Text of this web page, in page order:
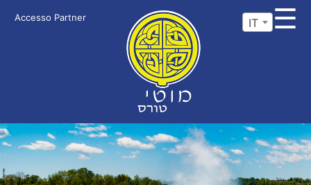
Accesso Partner IT ☰